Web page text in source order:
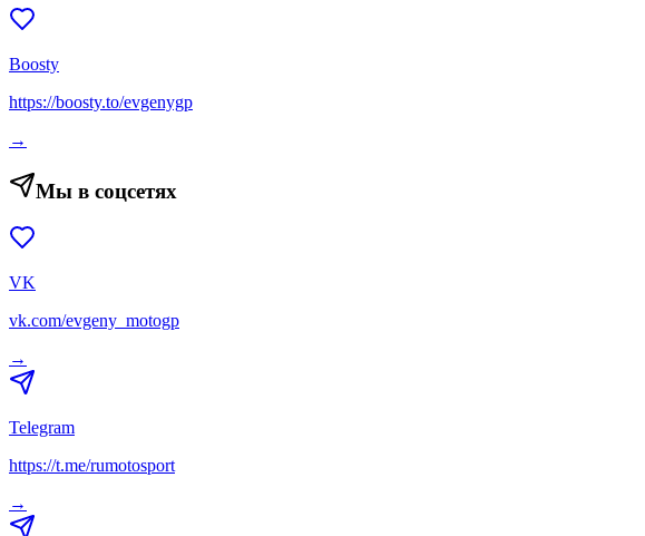
Boosty
https://boosty.to/evgenygp
→
Мы в соцсетях
VK
vk.com/evgeny_motogp
→
Telegram
https://t.me/rumotosport
→